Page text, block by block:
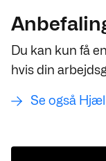
Du kan kun få en
hvis din
Se også